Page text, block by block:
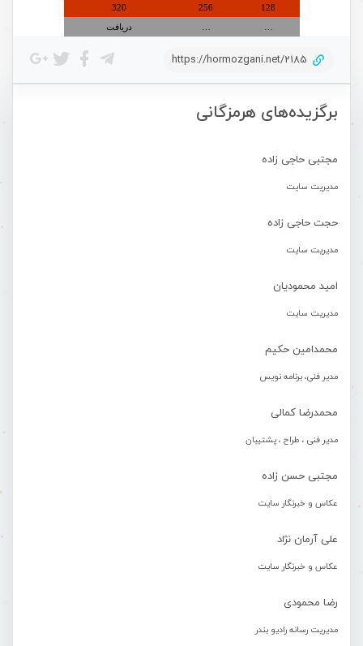
برگزیده‌های هرمزگانی
مجتبی حاجی زاده
مدیریت سایت
حجت حاجی زاده
مدیریت سایت
امید محمودیان
مدیریت سایت
محمدامین حکیم
مدیر فنی، برنامه نویس
محمدرضا کمالی
مدیر فنی ، طراح ، پشتیبان
مجتبی حسن زاده
عکاس و خبرنگار سایت
علی آرمان نژاد
عکاس و خبرنگار سایت
رضا محمودی
مدیریت رسانه رادیو بندر
128
256
320
دریافت
https://hormozgani.net/2185